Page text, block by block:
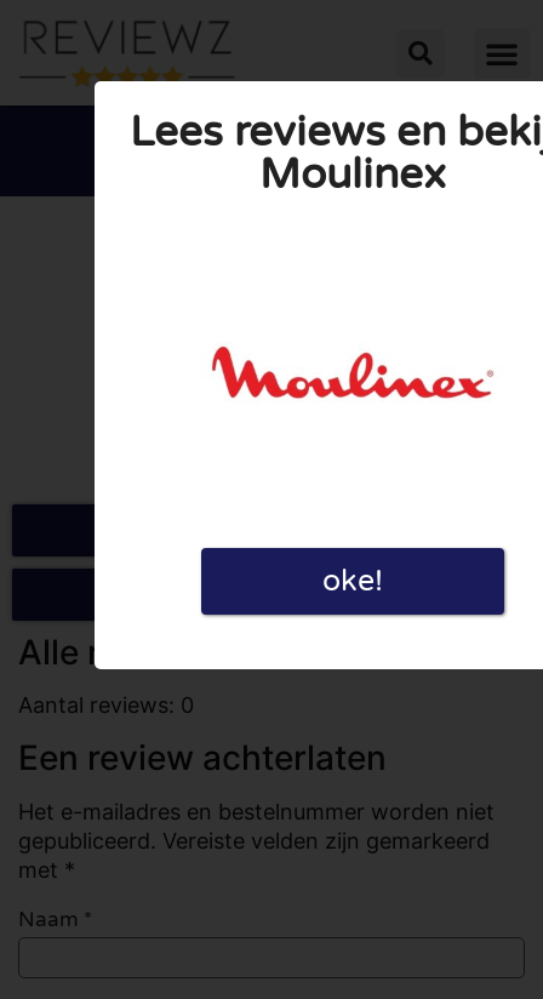

Schrijf een review
Alle reviews
Aantal reviews: 0
Een review achterlaten
Het e-mailadres en bestelnummer worden niet
gepubliceerd. Vereiste velden zijn gemarkeerd
met *
Naam *
Lees reviews en
Moulinex
oke!